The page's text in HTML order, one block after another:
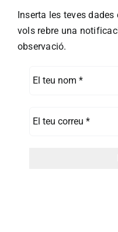
Inserta les teves
vols rebre una
observació.